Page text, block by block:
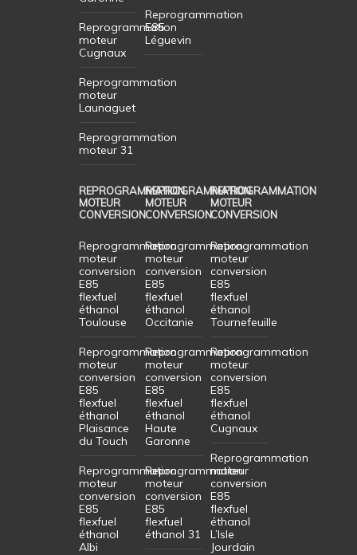
Reprogrammation
moteur
Cugnaux
Reprogrammation
moteur
Launaguet
Reprogrammation
moteur 31
Reprogrammation
E85
Léguevin
REPROGRAMMATION
MOTEUR
CONVERSION
Reprogrammation
moteur
conversion
E85
flexfuel
éthanol
Toulouse
Reprogrammation
moteur
conversion
E85
flexfuel
éthanol
Plaisance
du Touch
Reprogrammation
moteur
conversion
E85
flexfuel
éthanol
Albi
REPROGRAMMATION
MOTEUR
CONVERSION
Reprogrammation
moteur
conversion
E85
flexfuel
éthanol
Occitanie
Reprogrammation
moteur
conversion
E85
flexfuel
éthanol
Haute
Garonne
Reprogrammation
moteur
conversion
E85
flexfuel
éthanol 31
REPROGRAMMATION
MOTEUR
CONVERSION
Reprogrammation
moteur
conversion
E85
flexfuel
éthanol
Tournefeuille
Reprogrammation
moteur
conversion
E85
flexfuel
éthanol
Cugnaux
Reprogrammation
moteur
conversion
E85
flexfuel
éthanol
L’Isle
Jourdain